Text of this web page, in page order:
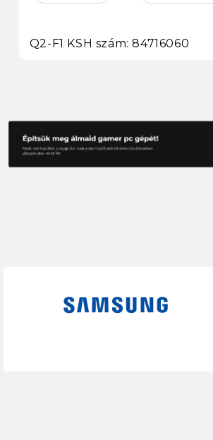
Q2-F1 KSH szám: 84716060